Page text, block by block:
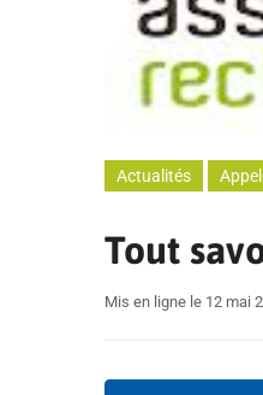
Actualités
Tout
Mis en ligne le 12 mai